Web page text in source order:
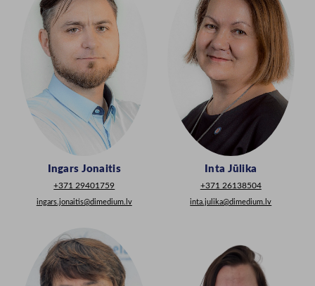
Ingars Jonaitis
+371 29401759
ingars.jonaitis@dimedium.lv
Inta Jūlika
+371 26138504
inta.julika@dimedium.lv